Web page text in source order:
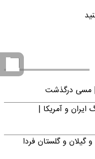
| مسی درگذشت
و آمریکا |
گیلان و گلستان فردا